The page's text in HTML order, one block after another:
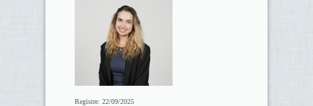
Registre: 22/09/2025